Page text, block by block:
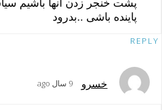
پشت خنجر زدن انها باشیم
پاینده باشی ..بدرود
REPLY
خسرو 9 سال ago